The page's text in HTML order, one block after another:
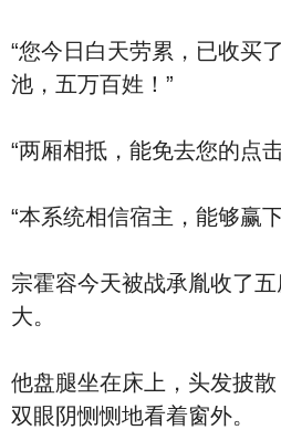
“您今日白天劳累，已收买
池，五万百姓！”
“两厢相抵，能免去您的点
“本系统相信宿主，能够赢
宗霍容今天被战承胤收了
大。
他盘腿坐在床上，头发披散
双眼阴恻恻地看着窗外。